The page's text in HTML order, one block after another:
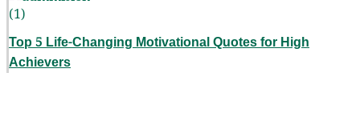
Top 5 Life-Changing Motivational Quotes for High
Achievers